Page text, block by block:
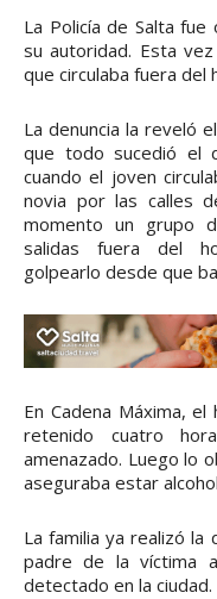
La Policía de Salta
su autoridad. Esta
que circulaba fuera del
La denuncia la reveló
que todo sucedió el
cuando el joven
novia por las calles
momento un grupo
salidas fuera del
golpearlo desde que
En Cadena Máxima,
retenido cuatro
amenazado. Luego lo
aseguraba estar
La familia ya realizó la
padre de la víctima
detectado en la ciudad.